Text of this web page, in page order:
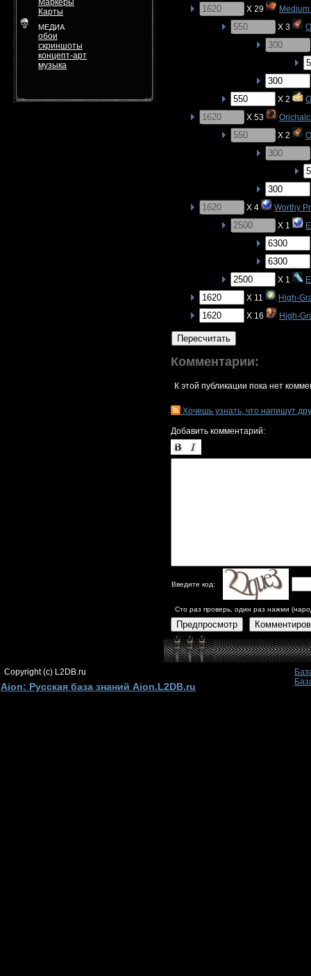
Маркеры
Карты
МЕДИА
обои
скриншоты
концепт-арт
музыка
X 29
X 3
X 2
X 53
X 2
X 4
Worthy
X 1
X 1
X 11
High-
X 16
High-
Пересчитать
Комментарии:
К этой публикации пока нет
Хочешь узнать, что напишут
Добавить комментарий:
Введите код:
Сто раз проверь, один раз нажми
Предпросмотр
Copyright (c) L2DB.ru
Aion: Русская база знаний Aion.L2DB.ru